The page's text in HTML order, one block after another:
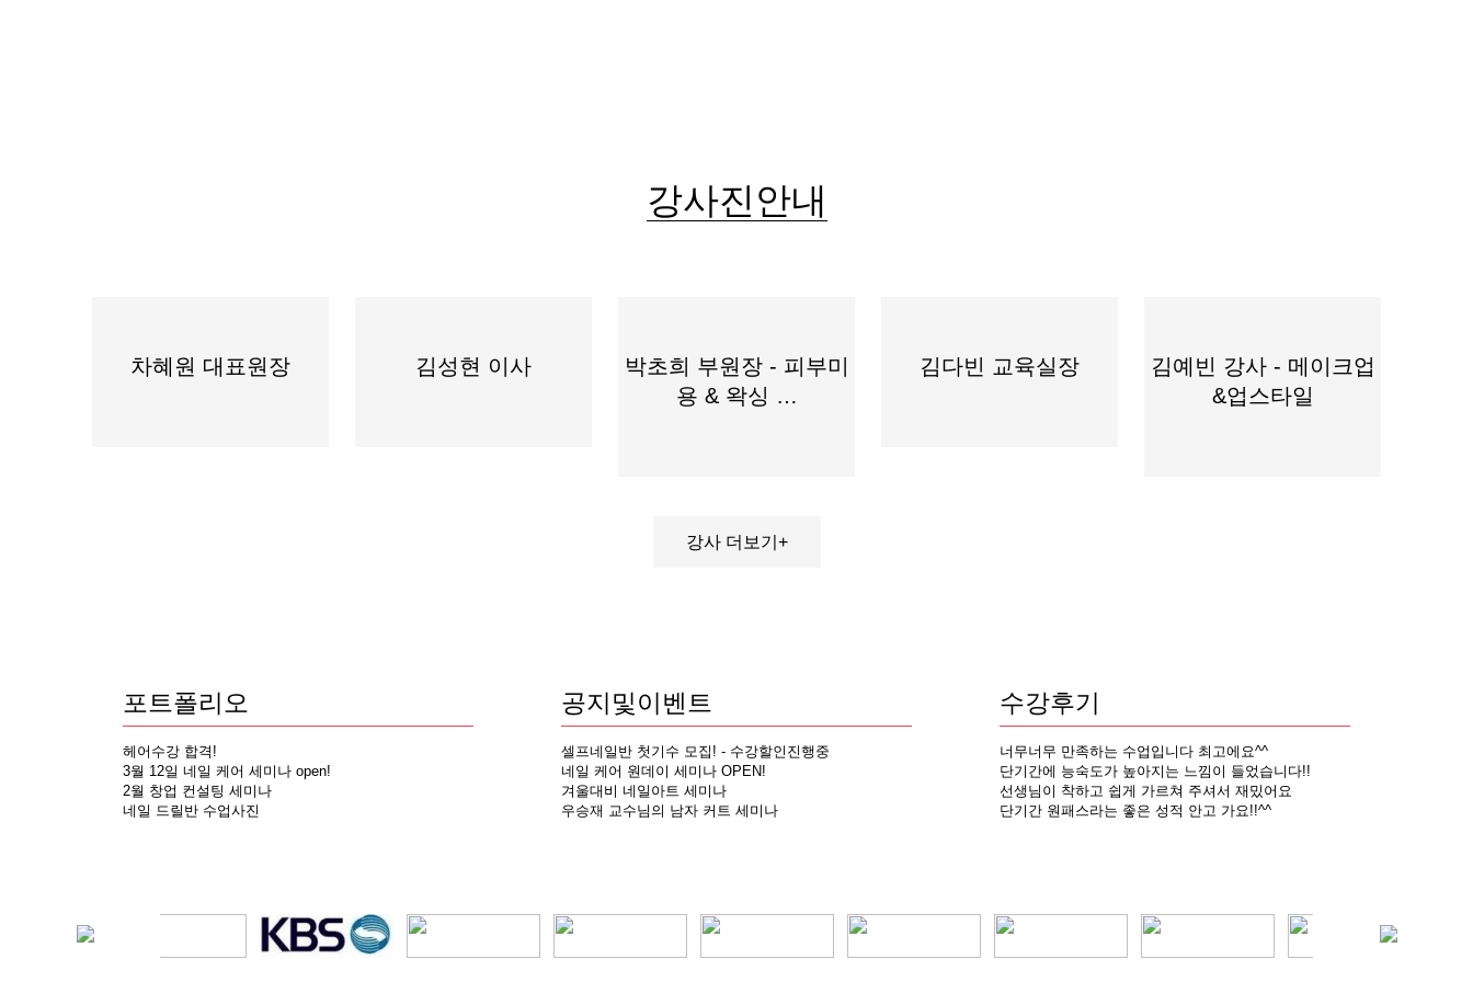
강사진안내
차혜원 대표원장 김성현 이사
박초희 부원장 - 피부미
용 & 왁싱 …
김다빈 교육실장
김예빈 강사 - 메이크업
&업스타일
강사 더보기+
포트폴리오
헤어수강 합격!
3월 12일 네일 케어 세미나 open!
2월 창업 컨설팅 세미나
네일 드릴반 수업사진
공지및이벤트
셀프네일반 첫기수 모집! - 수강할인진행중
네일 케어 원데이 세미나 OPEN!
겨울대비 네일아트 세미나
우승재 교수님의 남자 커트 세미나
수강후기
너무너무 만족하는 수업입니다 최고에요^^
단기간에 능숙도가 높아지는 느낌이 들었습니다!!
선생님이 착하고 쉽게 가르쳐 주셔서 재밌어요
단기간 원패스라는 좋은 성적 안고 가요!!^^